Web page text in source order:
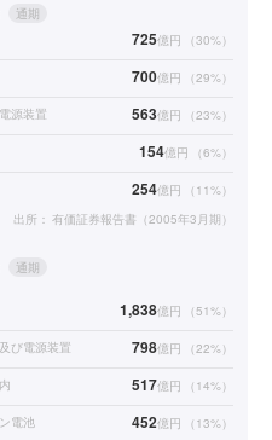
通期
725億円 （30%）
700億円 （29%）
源装置 563億円 （23%）
154億円 （6%）
254億円 （ 11%）
出所： 有価証券報告書（2005年3月期）
通期
1,838億円 （51%）
び電源装置 798億円 （22%）
517億円 （ 14%）
電池 452億円 （ 13%）